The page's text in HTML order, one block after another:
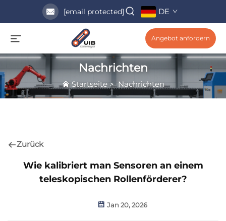
[email protected] DE
Angebot anfordern
Nachrichten
Startseite>Nachrichten
Zurück
Wie kalibriert man Sensoren an einem
teleskopischen Rollenförderer?
Jan 20, 2026